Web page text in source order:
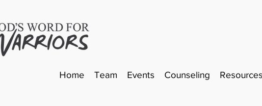
Home Team Events Counseling Resources